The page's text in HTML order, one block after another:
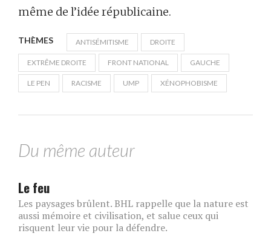
même de l’idée républicaine.
THÈMES ANTISÉMITISME DROITE
EXTRÊME DROITE FRONT NATIONAL GAUCHE
LE PEN RACISME UMP XÉNOPHOBISME
Du même auteur
Le feu
Les paysages brûlent. BHL rappelle que la nature est
aussi mémoire et civilisation, et salue ceux qui
risquent leur vie pour la défendre.